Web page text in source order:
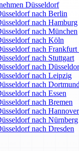
Düsseldorf
nach Berlin
nach Hamburg
nach München
nach Köln
nach Frankfurt
nach Stuttgart
nach
nach Leipzig
nach Dortmund
nach Essen
nach Bremen
nach Hannover
nach Nürnberg
nach Dresden